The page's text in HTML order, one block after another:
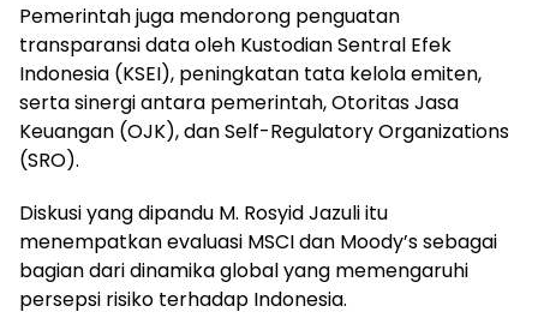
Pemerintah juga mendorong penguatan
transparansi data oleh Kustodian Sentral Efek
Indonesia (KSEI), peningkatan tata kelola emiten,
serta sinergi antara pemerintah, Otoritas Jasa
Keuangan (OJK), dan Self-Regulatory Organizations
(SRO).
Diskusi yang dipandu M. Rosyid Jazuli itu
menempatkan evaluasi MSCI dan Moody’s sebagai
bagian dari dinamika global yang memengaruhi
persepsi risiko terhadap Indonesia.